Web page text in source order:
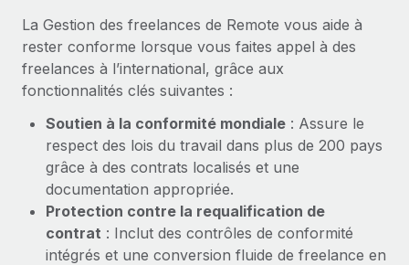
Gardez un temps d’avance sur les risques en
matière de conformité
Gestion des appareils
dans le monde entier
Création d’entité
Établissez des entités rapidement et en toute
conformité
Mobilité et déménagement international
Paie multipays
EOR et PEO
Taxes
Explorer le blog
BLOG
La Gestion des freelances de Remote vous aide à
rester conforme lorsque vous faites appel à des
freelances à l’international, grâce aux
fonctionnalités clés suivantes :
Soutien à la conformité mondiale : Assure le
respect des lois du travail dans plus de 200 pays
grâce à des contrats localisés et une
documentation appropriée.
Protection contre la requalification de
contrat : Inclut des contrôles de conformité
intégrés et une conversion fluide de freelance en